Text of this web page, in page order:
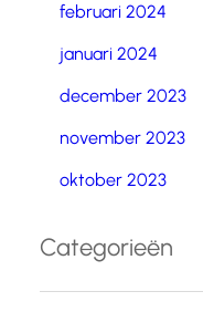
februari 2024
januari 2024
december 2023
november 2023
oktober 2023
Categorieën